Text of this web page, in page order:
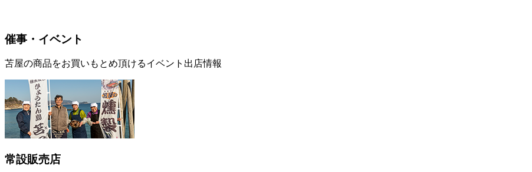
催事・イベント
苫屋の商品をお買いもとめ頂けるイベント出店情報
常設販売店